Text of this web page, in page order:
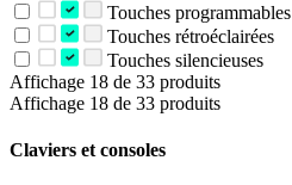
Touches programmables
Touches rétroéclairées
Touches silencieuses
Affichage 18 de 33 produits
Affichage 18 de 33 produits
Claviers et consoles